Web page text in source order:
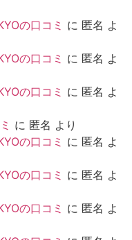
の口コミ に 匿名 よ
の口コミ に 匿名 よ
の口コミ に 匿名 よ
に 匿名 より
の口コミ に 匿名 よ
の口コミ に 匿名 よ
の口コミ に 匿名 よ